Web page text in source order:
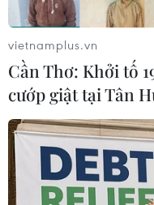
Ông Alius cho biết
sào huyệt của
thu các sách hướng
sức công phá lớn./.
vietnamplus.vn
Cần Thơ: Khởi tố
cướp giật tại Tân